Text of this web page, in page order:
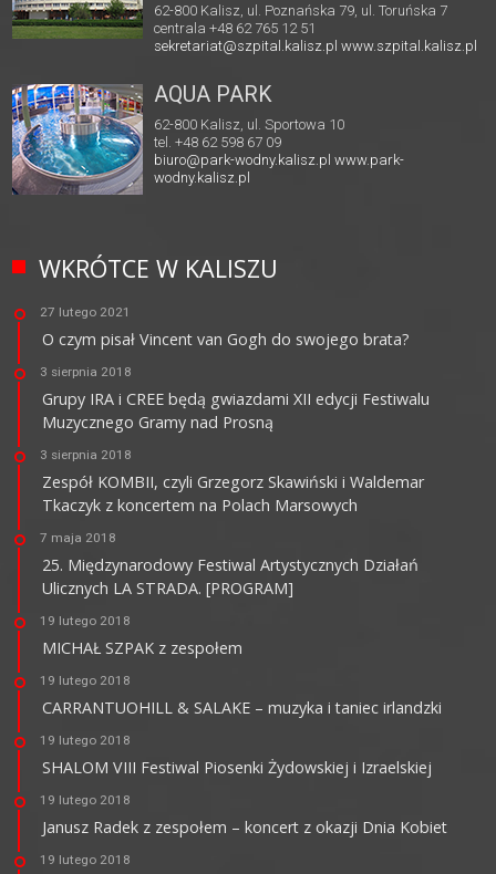
62-800 Kalisz, ul. Poznańska 79, ul. Toruńska 7
centrala +48 62 765 12 51
sekretariat@szpital.kalisz.pl www.szpital.kalisz.pl
AQUA PARK
62-800 Kalisz, ul. Sportowa 10
tel. +48 62 598 67 09
biuro@park-wodny.kalisz.pl www.park-
wodny.kalisz.pl
WKRÓTCE W KALISZU
27 lutego 2021
O czym pisał Vincent van Gogh do swojego brata?
3 sierpnia 2018
Grupy IRA i CREE będą gwiazdami XII edycji Festiwalu
Muzycznego Gramy nad Prosną
3 sierpnia 2018
Zespół KOMBII, czyli Grzegorz Skawiński i Waldemar
Tkaczyk z koncertem na Polach Marsowych
7 maja 2018
25. Międzynarodowy Festiwal Artystycznych Działań
Ulicznych LA STRADA. [PROGRAM]
19 lutego 2018
MICHAŁ SZPAK z zespołem
19 lutego 2018
CARRANTUOHILL & SALAKE – muzyka i taniec irlandzki
19 lutego 2018
SHALOM VIII Festiwal Piosenki Żydowskiej i Izraelskiej
19 lutego 2018
Janusz Radek z zespołem – koncert z okazji Dnia Kobiet
19 lutego 2018